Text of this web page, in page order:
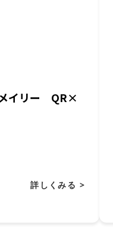
イリー QR×
詳しくみる >